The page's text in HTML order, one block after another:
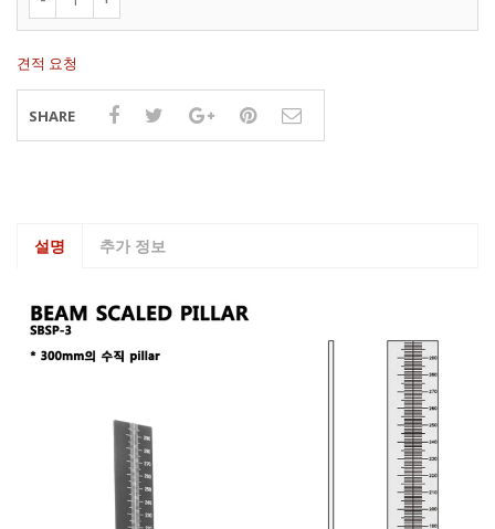
Scaled Pillar
견적 요청
SHARE
설명 추가 정보